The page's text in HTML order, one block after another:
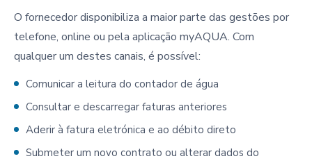
O fornecedor disponibiliza a maior parte das gestões por
telefone, online ou pela aplicação myAQUA. Com
qualquer um destes canais, é possível:
Comunicar a leitura do contador de água
Consultar e descarregar faturas anteriores
Aderir à fatura eletrónica e ao débito direto
Submeter um novo contrato ou alterar dados do